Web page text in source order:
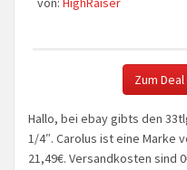
Zum Deal
Hallo, bei ebay gibts den
1/4″. Carolus ist eine Marke
21,49€. Versandkosten sind